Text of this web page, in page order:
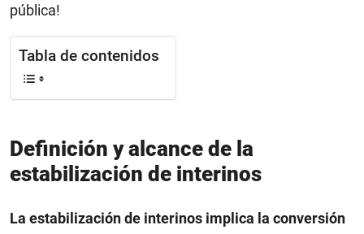
pública!
Tabla de contenidos
Definición y alcance de la
estabilización de interinos
La estabilización de interinos implica la conversión